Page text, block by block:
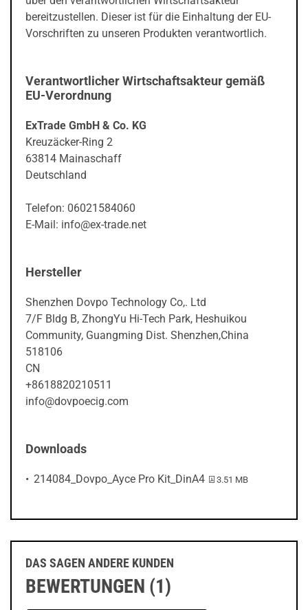
bereitzustellen. Dieser ist für die Einhaltung der EU-
Vorschriften zu unseren Produkten verantwortlich.
Verantwortlicher Wirtschaftsakteur gemäß
EU-Verordnung
ExTrade GmbH & Co. KG
Kreuzäcker-Ring 2
63814 Mainaschaff
Deutschland
Telefon: 06021584060
E-Mail: info@ex-trade.net
Hersteller
Shenzhen Dovpo Technology Co,. Ltd
7/F Bldg B, ZhongYu Hi-Tech Park, Heshuikou
Community, Guangming Dist. Shenzhen,China
518106
CN
+8618820210511
info@dovpoecig.com
Downloads
214084_Dovpo_Ayce Pro Kit_DinA4 PDF-Datei:
3.51 MB
DAS SAGEN ANDERE KUNDEN
BEWERTUNGEN (1)